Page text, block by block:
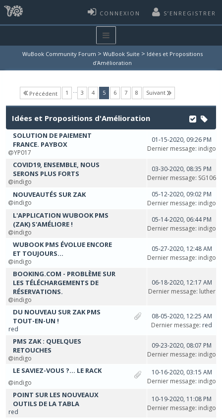
CONNEXION S’ENREGISTRER
WuBook Community Forum > WuBook Suite > Idées et Propositions
d'Amélioration
Précédent 1 … 3 4 5(current)
6 7 8 Suivant
Idées et Propositions d'Amélioration
SOLUTION DE PAIEMENT
FRANCE. PAYBOX
YP017
01-15-2020, 09:26 PM
Dernier message: indigo
COVID19, ENSEMBLE, NOUS
SERONS PLUS FORTS
indigo
03-30-2020, 08:35 PM
Dernier message: SG106
NOUVEAUTÉS SUR ZAK
indigo
05-12-2020, 09:02 PM
Dernier message: indigo
L'APPLICATION WUBOOK PMS
(ZAK) S'AMÉLIORE !
indigo
05-14-2020, 06:44 PM
Dernier message: indigo
WUBOOK PMS ÉVOLUE ENCORE
ET TOUJOURS...
indigo
05-27-2020, 12:48 AM
Dernier message: indigo
BOOKING.COM - PROBLÈME SUR
LES TÉLÉCHARGEMENTS DE
RÉSERVATIONS.
indigo
06-18-2020, 12:17 AM
Dernier message: luther
DU NOUVEAU SUR ZAK PMS
TOUT-EN-UN !
red
08-05-2020, 12:25 AM
Dernier message: red
PMS ZAK : QUELQUES
RETOUCHES
indigo
09-23-2020, 08:07 PM
Dernier message: indigo
LE SAVIEZ-VOUS ?... LE RACK
indigo
10-16-2020, 03:15 AM
Dernier message: indigo
POINT SUR LES NOUVEAUX
OUTILS DE LA TABLA
red
10-19-2020, 11:08 PM
Dernier message: indigo